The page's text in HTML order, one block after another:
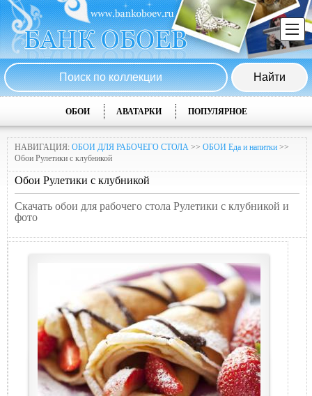
ОБОИ АВАТАРКИ ПОПУЛЯРНОЕ
НАВИГАЦИЯ: ОБОИ ДЛЯ РАБОЧЕГО СТОЛА >> ОБОИ Еда и напитки >>
Обои Рулетики с клубникой
Обои Рулетики с клубникой
Скачать обои для рабочего стола Рулетики с клубникой и
фото